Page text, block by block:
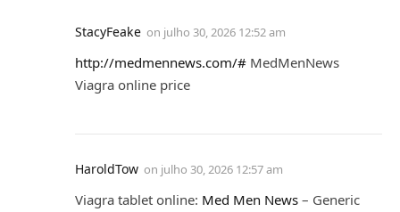
StacyFeake on julho 30, 2026 12:52 am
http://medmennews.com/# MedMenNews
Viagra online price
HaroldTow on julho 30, 2026 12:57 am
Viagra tablet online: Med Men News – Generic